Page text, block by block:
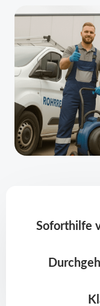
Soforthilfe